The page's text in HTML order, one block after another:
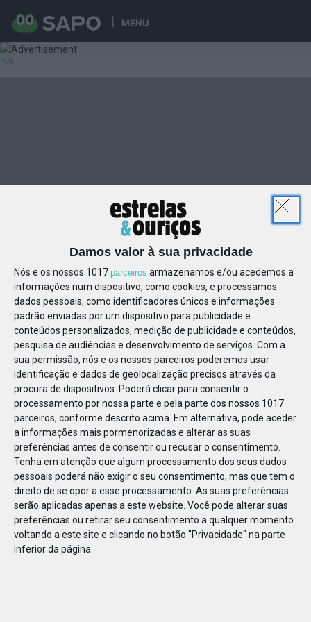
MENU
Damos valor à sua privacidade
Nós e os nossos 1017 parceiros armazenamos e/ou acedemos a
informações num dispositivo, como cookies, e processamos
dados pessoais, como identificadores únicos e informações
padrão enviadas por um dispositivo para publicidade e
conteúdos personalizados, medição de publicidade e conteúdos,
pesquisa de audiências e desenvolvimento de serviços. Com a
sua permissão, nós e os nossos parceiros poderemos usar
identificação e dados de geolocalização precisos através da
procura de dispositivos. Poderá clicar para consentir o
processamento por nossa parte e pela parte dos nossos 1017
parceiros, conforme descrito acima. Em alternativa, pode aceder
a informações mais pormenorizadas e alterar as suas
preferências antes de consentir ou recusar o consentimento.
Tenha em atenção que algum processamento dos seus dados
pessoais poderá não exigir o seu consentimento, mas que tem o
direito de se opor a esse processamento. As suas preferências
serão aplicadas apenas a este website. Você pode alterar suas
preferências ou retirar seu consentimento a qualquer momento
voltando a este site e clicando no botão "Privacidade" na parte
inferior da página.
1111571133130068